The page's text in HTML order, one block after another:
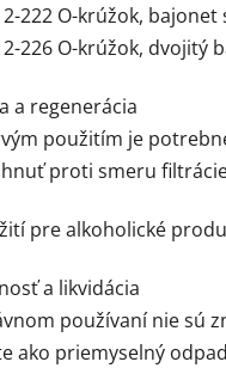
2-222 O-krúžok,
2-226 O-krúžok, dvojitý
a regenerácia
použitím je
proti smeru
pre alkoholické
a likvidácia
používaní nie sú
ako priemyselný